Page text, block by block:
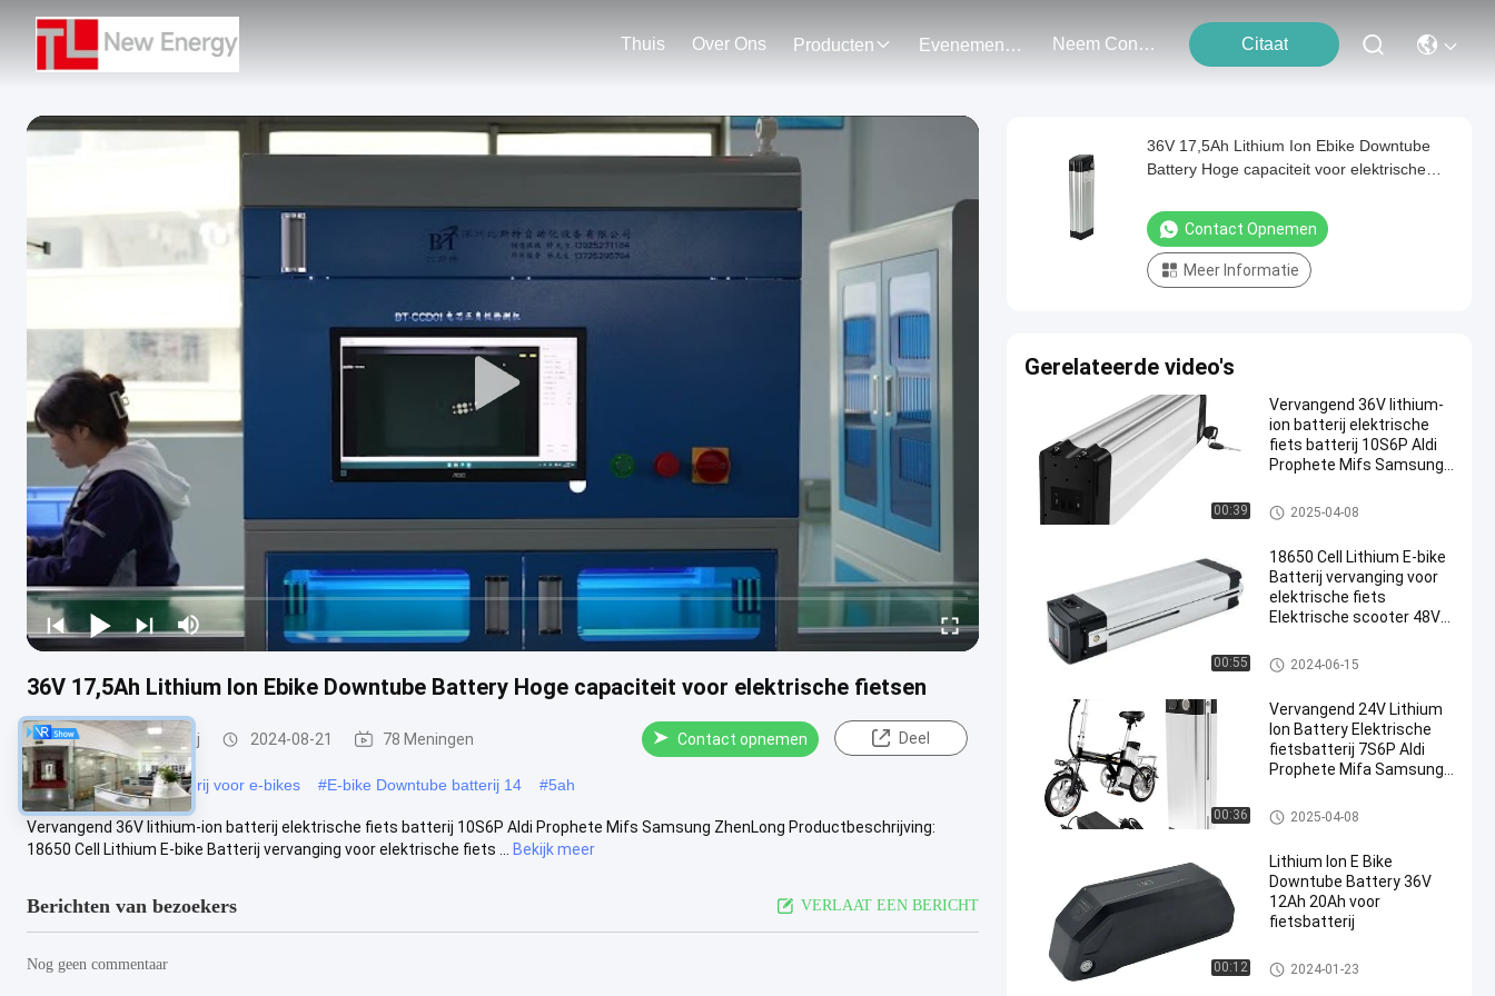
Thuis Over Ons Producten Evenementen Neem Contact Met Ons Op Citaat
36V 17,5Ah Lithium Ion Ebike Downtube Battery Hoge capaciteit voor elektrische fietsen
E Bike Lithiumbatterij 2024-08-21 78 Meningen Contact opnemen Deel
#18650 Downtube-batterij voor e-bikes #E-bike Downtube batterij 14 #5ah
Vervangend 36V lithium-ion batterij elektrische fiets batterij 10S6P Aldi Prophete Mifs Samsung ZhenLong Productbeschrijving:
18650 Cell Lithium E-bike Batterij vervanging voor elektrische fiets ...
Bekijk meer
Berichten van bezoekers VERLAAT EEN BERICHT
Nog geen commentaar
36V 17,5Ah Lithium Ion Ebike Downtube
Battery Hoge capaciteit voor elektrische
Contact Opnemen
Meer Informatie
Gerelateerde video's
00:39
Vervangend 36V lithium-
ion batterij elektrische
fiets batterij 10S6P Aldi
Prophete Mifs Samsung
E-bike Downtube-batterij
2025-04-08
00:55
18650 Cell Lithium E-bike
Batterij vervanging voor
elektrische fiets
Elektrische scooter 48V
14.5ah
E-bike Downtube-batterij
2024-06-15
00:36
Vervangend 24V Lithium
Ion Battery Elektrische
fietsbatterij 7S6P Aldi
Prophete Mifa Samsung
E-bike Downtube-batterij
2025-04-08
00:12
Lithium Ion E Bike
Downtube Battery 36V
12Ah 20Ah voor
fietsbatterij
E-bike Downtube-batterij
2024-01-23